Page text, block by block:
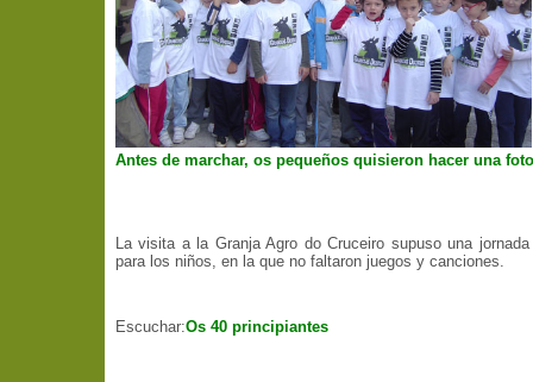
Antes de marchar, os pequeños quisieron hacer una
La visita a la Granja Agro do Cruceiro supuso una jornada
para los niños, en la que no faltaron juegos y canciones.
Escuchar:Os 40 principiantes